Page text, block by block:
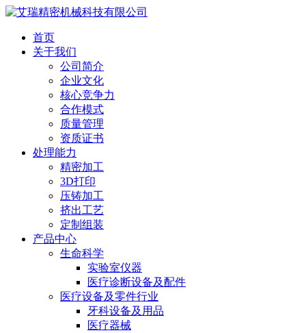
首页
关于我们
公司简介
企业文化
核心竞争力
合作模式
质量管理
资质证书
处理能力
精密加工
3D打印
压铸加工
挤出工艺
定制组装
产品中心
生命科学
实验室仪器
医疗诊断设备及配件
医疗设备及零件行业
牙科设备及用品
医疗器械